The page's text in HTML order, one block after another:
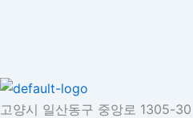
고양시 일산동구 중앙로 1305-30